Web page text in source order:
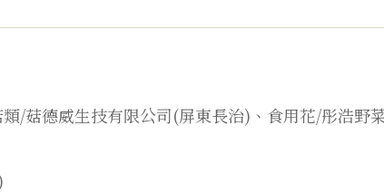
/菇德威生技有限公司(屏東長治)、食用花/彤浩野